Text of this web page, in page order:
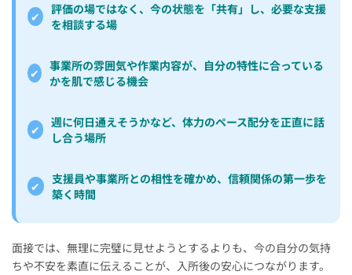
✔
評価の場ではなく、今の状態を「共有」し、必要な支援
を相談する場
✔
事業所の雰囲気や作業内容が、自分の特性に合っている
かを肌で感じる機会
✔
週に何日通えそうかなど、体力のペース配分を正直に話
し合う場所
✔
支援員や事業所との相性を確かめ、信頼関係の第一歩を
築く時間
面接では、無理に完璧に見せようとするよりも、今の自分の気持
ちや不安を素直に伝えることが、入所後の安心につながります。